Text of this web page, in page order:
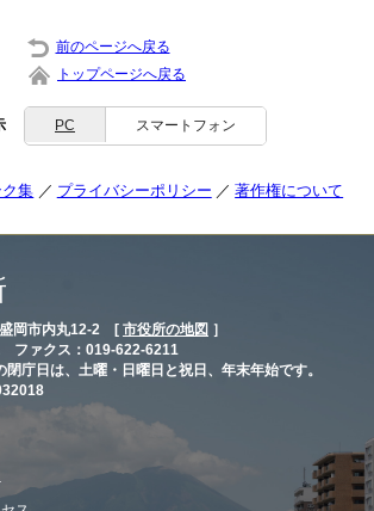
前のページへ戻る
トップページへ戻る
PC スマートフォン
ク集 プライバシーポリシー 著作権について
岡市内丸12-2 [ 市役所の地図 ］
ファクス：019-622-6211
庁日は、土曜・日曜日と祝日、年末年始です。